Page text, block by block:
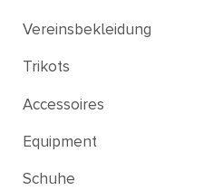
Vereinsbekleidung
Trikots
Accessoires
Equipment
Schuhe